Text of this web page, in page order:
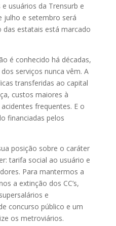
usuários da Trensurb e
julho e setembro será
estatais está marcado
é conhecido há décadas,
serviços nunca vêm. A
transferidas ao capital
custos maiores à
frequentes. E o
financiadas pelos
posição sobre o caráter
tarifa social ao usuário e
Para mantermos a
a extinção dos CC’s,
e
concurso público e um
os metroviários.